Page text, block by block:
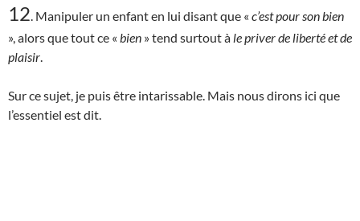
12 . Manipuler un enfant en lui disant que « c’estpour son bien
», alors que tout ce « bien » tend surtout à le priver de liberté et de
plaisir
Sur ce sujet, je puis être intarissable. Mais nous dirons ici que
l’essentiel est dit.